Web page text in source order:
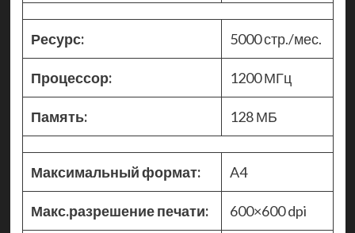
Ресурс: 5000 стр./мес.
Процессор: 1200 МГц
Память: 128 МБ
Максимальный формат: A4
Макс.разрешение печати: 600×600 dpi